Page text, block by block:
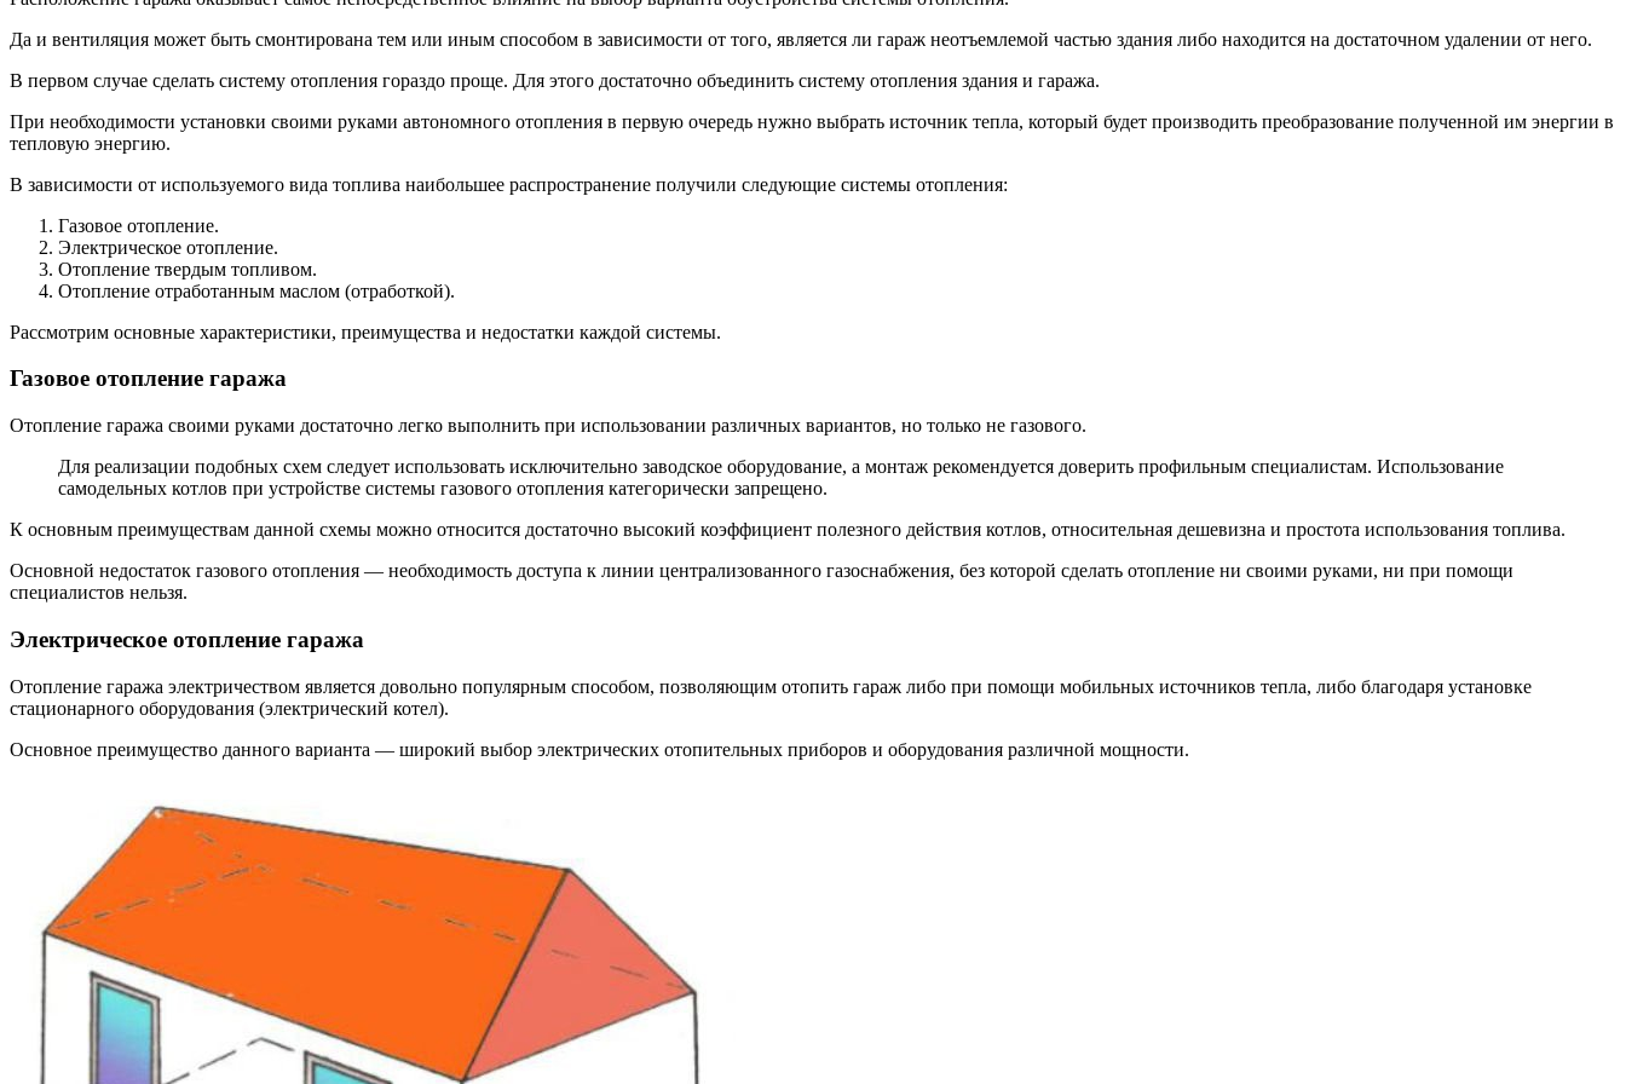
Да и вентиляция может быть смонтирована тем или иным способом в зависимости от того, является ли гараж неотъемлемой частью здания либо находится на достаточном удалении от него.
В первом случае сделать систему отопления гораздо проще. Для этого достаточно объединить систему отопления здания и гаража.
При необходимости установки своими руками автономного отопления в первую очередь нужно выбрать источник тепла, который будет производить преобразование полученной им энергии в
тепловую энергию.
В зависимости от используемого вида топлива наибольшее распространение получили следующие системы отопления:
Газовое отопление.
Электрическое отопление.
Отопление твердым топливом.
Отопление отработанным маслом (отработкой).
Рассмотрим основные характеристики, преимущества и недостатки каждой системы.
Газовое отопление гаража
Отопление гаража своими руками достаточно легко выполнить при использовании различных вариантов, но только не газового.
Для реализации подобных схем следует использовать исключительно заводское оборудование, а монтаж рекомендуется доверить профильным специалистам. Использование
самодельных котлов при устройстве системы газового отопления категорически запрещено.
К основным преимуществам данной схемы можно относится достаточно высокий коэффициент полезного действия котлов, относительная дешевизна и простота использования топлива.
Основной недостаток газового отопления — необходимость доступа к линии централизованного газоснабжения, без которой сделать отопление ни своими руками, ни при помощи
специалистов нельзя.
Электрическое отопление гаража
Отопление гаража электричеством является довольно популярным способом, позволяющим отопить гараж либо при помощи мобильных источников тепла, либо благодаря установке
стационарного оборудования (электрический котел).
Основное преимущество данного варианта — широкий выбор электрических отопительных приборов и оборудования различной мощности.